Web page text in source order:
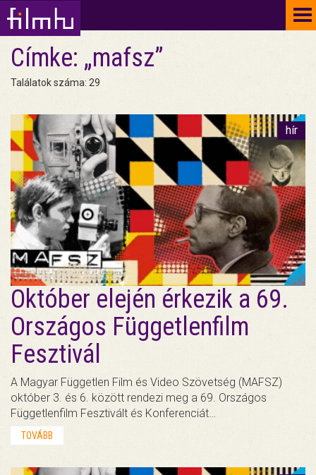
Címke: „mafsz”
Találatok száma: 29
hír
Október elején érkezik a 69.
Országos Függetlenfilm
Fesztivál
A Magyar Független Film és Video Szövetség (MAFSZ)
október 3. és 6. között rendezi meg a 69. Országos
Függetlenfilm Fesztivált és Konferenciát…
TOVÁBB